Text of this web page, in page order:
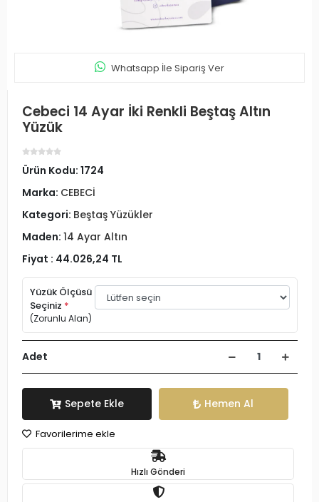
Whatsapp İle Sipariş Ver
Cebeci 14 Ayar İki Renkli Beştaş Altın
Yüzük
Ürün Kodu: 1724
Marka: CEBECİ
Kategori: Beştaş Yüzükler
Maden: 14 Ayar Altın
Fiyat : 44.026,24 TL
Yüzük Ölçüsü
Seçiniz *
(Zorunlu Alan)
Adet
Sepete Ekle Hemen Al
Favorilerime ekle
Hızlı Gönderi